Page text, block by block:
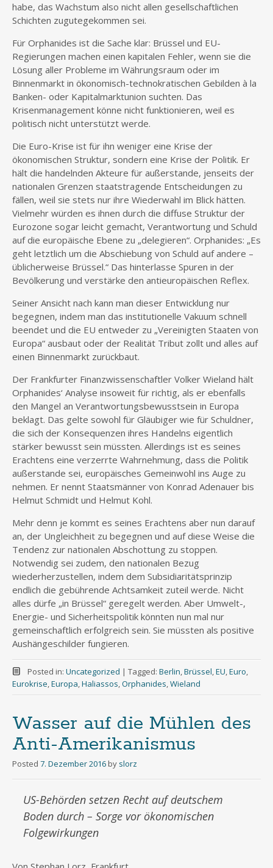
habe, das Wachstum also nicht allen gesellschaftlichen
Schichten zugutegekommen sei.
Für Orphanides ist die Sache klar: Brüssel und EU-
Regierungen machen einen kapitalen Fehler, wenn sie die
Lösung aller Probleme im Währungsraum oder im
Binnenmarkt in ökonomisch-technokratischen Gebilden à la
Banken- oder Kapitalmarktunion suchten. Das
Krisenmanagement könne nicht funktionieren, weil es
politisch nicht unterstützt werde.
Die Euro-Krise ist für ihn weniger eine Krise der
ökonomischen Struktur, sondern eine Krise der Politik. Er
hält die handelnden Akteure für außerstande, jenseits der
nationalen Grenzen staatstragende Entscheidungen zu
fällen, weil sie stets nur ihre Wiederwahl im Blick hätten.
Vielmehr würden es ihnen durch die diffuse Struktur der
Eurozone sogar leicht gemacht, Verantwortung und Schuld
auf die europäische Ebene zu „delegieren“. Orphanides: „Es
geht letztlich um die Abschiebung von Schuld auf andere –
üblicherweise Brüssel.“ Das hinterlasse Spuren in der
Bevölkerung und verstärke den antieuropäischen Reflex.
Seiner Ansicht nach kann man dieser Entwicklung nur
begegnen, indem man das institutionelle Vakuum schnell
beendet und die EU entweder zu „Vereinigten Staaten von
Europa“ ausbaut oder der Realität Tribut zollt und alles auf
einen Binnenmarkt zurückbaut.
Der Frankfurter Finanzwissenschaftler Volker Wieland hält
Orphanides‘ Analyse insoweit für richtig, als er ebenfalls
den Mangel an Verantwortungsbewusstsein in Europa
beklagt. Das gelte sowohl für Gläubiger wie für Schuldner,
die sich der Konsequenzen ihres Handelns eigentlich
stärker bewusst sein müssten. Allerdings ist es seines
Erachtens eine verzerrte Wahrnehmung, dass die Politik
außerstande sei, europäisches Gemeinwohl ins Auge zu
nehmen. Er nennt Staatsmänner von Konrad Adenauer bis
Helmut Schmidt und Helmut Kohl.
Mehr denn je kommt es seines Erachtens aber nun darauf
an, der Ungleichheit zu begegnen und auf diese Weise die
Tendenz zur nationalen Abschottung zu stoppen.
Notwendig sei zudem, den nationalen Bezug
wiederherzustellen, indem dem Subsidiaritätsprinzip
endlich die gebührende Achtsamkeit zuteil werde. Nicht
alles dürfe „in Brüssel“ geregelt werden. Aber Umwelt-,
Energie- und Sicherheitspolitik könnten nun mal nur
gemeinschaftlich erfolgreich sein. Sie müssten als positive
Aushängeschilder fungieren.
Posted in: Uncategorized | Tagged: Berlin,Brüssel,EU,Euro,
Eurokrise,Europa,Haliassos,Orphanides,Wieland
Wasser auf die Mühlen des
Anti-Amerikanismus
Posted 7. Dezember 2016 by slorz
US-Behörden setzen Recht auf deutschem
Boden durch – Sorge vor ökonomischen
Folgewirkungen